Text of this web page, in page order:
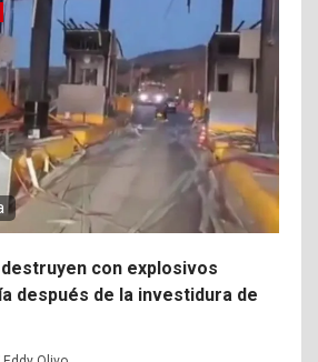
con explosivos
después de la investidura de